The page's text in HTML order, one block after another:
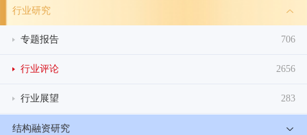
行业研究
专题报告 706
行业评论 2656
行业展望 283
结构融资研究